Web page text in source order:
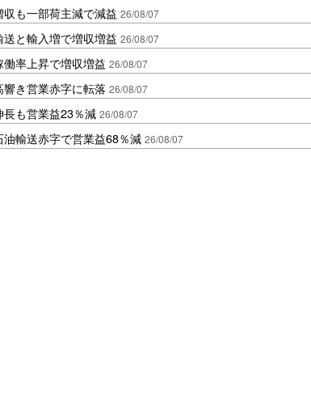
も一部荷主減で減益 26/08/07
と輸入増で増収増益 26/08/07
率上昇で増収増益 26/08/07
き営業赤字に転落 26/08/07
も営業益23％減 26/08/07
輸送赤字で営業益68％減 26/08/07